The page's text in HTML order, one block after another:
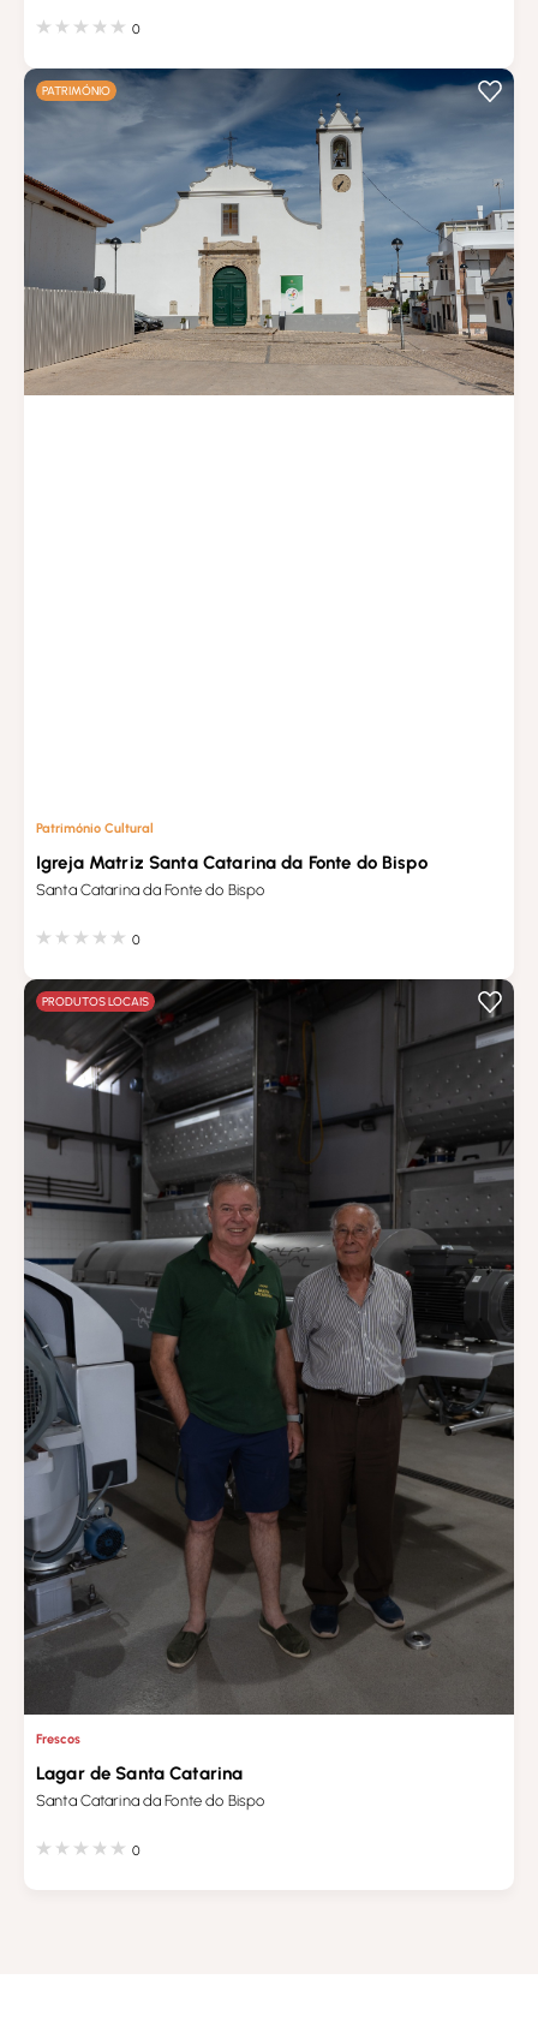
0
PATRIMÓNIO
Património Cultural
Igreja Matriz Santa Catarina da Fonte do Bispo
Santa Catarina da Fonte do Bispo
0
PRODUTOS LOCAIS
Frescos
Lagar de Santa Catarina
Santa Catarina da Fonte do Bispo
0